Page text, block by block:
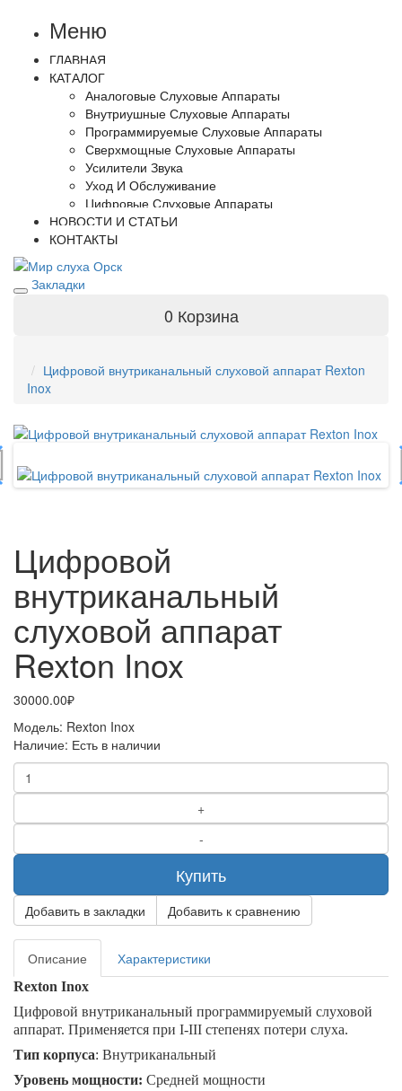
Меню
ГЛАВНАЯ
КАТАЛОГ
Аналоговые Слуховые Аппараты
Внутриушные Слуховые Аппараты
Программируемые Слуховые Аппараты
Сверхмощные Слуховые Аппараты
Усилители Звука
Уход И Обслуживание
Цифровые Слуховые Аппараты
НОВОСТИ И СТАТЬИ
КОНТАКТЫ
Закладки
0 Корзина
Цифровой внутриканальный слуховой аппарат Rexton
Inox
Цифровой
внутриканальный
слуховой аппарат
Rexton Inox
30000.00₽
Модель: Rexton Inox
Наличие: Есть в наличии
Купить
Добавить в закладки Добавить к сравнению
Описание Характеристики
Rexton Inox
Цифровой внутриканальный программируемый слуховой
аппарат. Применяется при I-III степенях потери слуха.
Тип корпуса: Внутриканальный
Уровень мощности: Средней мощности